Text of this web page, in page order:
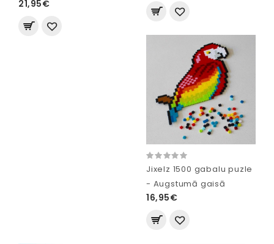
21,95€
Jixelz 1500 gabalu puzle
- Augstumā gaisā
16,95€